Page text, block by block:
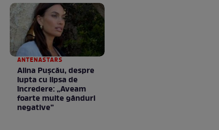
proprietatea unității
ANTENASTARS
Alina Pușcău, despre
lupta cu lipsa de
încredere: „Aveam
foarte multe gânduri
negative”